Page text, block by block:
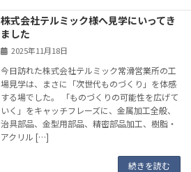
株式会社テルミック様へ見学にいってき
ました
2025年11月18日
今日訪れた株式会社テルミック常滑営業所の工
場見学は、まさに「次世代ものづくり」を体感
する場でした。 「ものづくりの可能性を広げて
いく」をキャッチフレーズに、金属加工全般、
治具部品、金型用部品、精密部品加工、樹脂・
アクリル […]
続きを読む